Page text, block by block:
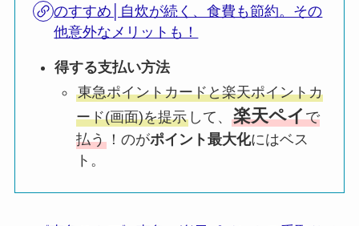
のすすめ│自炊が続く、食費も節約。その
他意外なメリットも！
得する支払い方法
東急ポイントカードと楽天ポイントカ
ード(画面)を提示 して、楽天ペイで
払う ！のがポイント最大化にはベス
ト。